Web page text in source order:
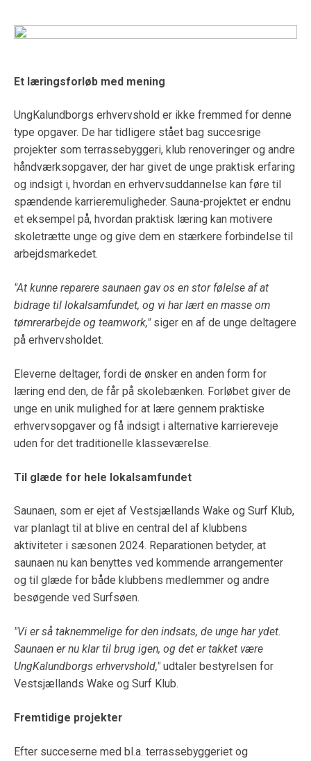
Et læringsforløb med mening
UngKalundborgs erhvervshold er ikke fremmed for denne
type opgaver. De har tidligere stået bag succesrige
projekter som terrassebyggeri, klub renoveringer og andre
håndværksopgaver, der har givet de unge praktisk erfaring
og indsigt i, hvordan en erhvervsuddannelse kan føre til
spændende karrieremuligheder. Sauna-projektet er endnu
et eksempel på, hvordan praktisk læring kan motivere
skoletrætte unge og give dem en stærkere forbindelse til
arbejdsmarkedet.
"At kunne reparere saunaen gav os en stor følelse af at
bidrage til lokalsamfundet, og vi har lært en masse om
tømrerarbejde og teamwork,"siger en af de unge deltagere
på erhvervsholdet.
Eleverne deltager, fordi de ønsker en anden form for
læring end den, de får på skolebænken. Forløbet giver de
unge en unik mulighed for at lære gennem praktiske
erhvervsopgaver og få indsigt i alternative karriereveje
uden for det traditionelle klasseværelse.
Til glæde for hele lokalsamfundet
Saunaen, som er ejet af Vestsjællands Wake og Surf Klub,
var planlagt til at blive en central del af klubbens
aktiviteter i sæsonen 2024. Reparationen betyder, at
saunaen nu kan benyttes ved kommende arrangementer
og til glæde for både klubbens medlemmer og andre
besøgende ved Surfsøen.
"Vi er så taknemmelige for den indsats, de unge har ydet.
Saunaen er nu klar til brug igen, og det er takket være
UngKalundborgs erhvervshold,"udtaler bestyrelsen for
Vestsjællands Wake og Surf Klub.
Fremtidige projekter
Efter succeserne med bl.a. terrassebyggeriet og